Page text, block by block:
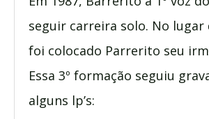
seguir carreira solo. No
foi colocado Parrerito seu
Essa 3º formação seguiu
alguns lp’s: